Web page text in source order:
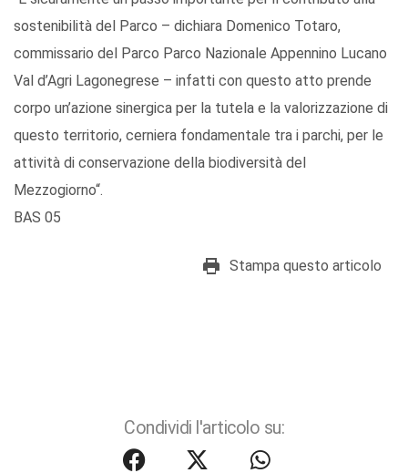
sostenibilità del Parco – dichiara Domenico Totaro,
commissario del Parco Parco Nazionale Appennino Lucano
Val d’Agri Lagonegrese – infatti con questo atto prende
corpo un’azione sinergica per la tutela e la valorizzazione di
questo territorio, cerniera fondamentale tra i parchi, per le
attività di conservazione della biodiversità del
Mezzogiorno“.
BAS 05
Stampa questo articolo
Condividi l'articolo su: